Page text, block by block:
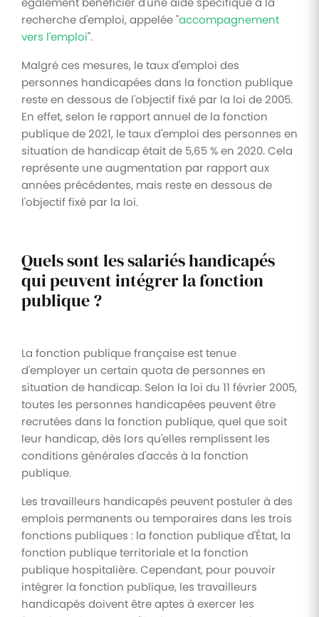
recherche d'emploi, appelée "accompagnement
vers l'emploi".
Malgré ces mesures, le taux d'emploi des
personnes handicapées dans la fonction publique
reste en dessous de l'objectif fixé par la loi de 2005.
En effet, selon le rapport annuel de la fonction
publique de 2021, le taux d'emploi des personnes en
situation de handicap était de 5,65 % en 2020. Cela
représente une augmentation par rapport aux
années précédentes, mais reste en dessous de
l'objectif fixé par la loi.
Quels sont les salariés handicapés
qui peuvent intégrer la fonction
publique ?
La fonction publique française est tenue
d'employer un certain quota de personnes en
situation de handicap. Selon la loi du 11 février 2005,
toutes les personnes handicapées peuvent être
recrutées dans la fonction publique, quel que soit
leur handicap, dès lors qu'elles remplissent les
conditions générales d'accès à la fonction
publique.
Les travailleurs handicapés peuvent postuler à des
emplois permanents ou temporaires dans les trois
fonctions publiques : la fonction publique d'État, la
fonction publique territoriale et la fonction
publique hospitalière. Cependant, pour pouvoir
intégrer la fonction publique, les travailleurs
handicapés doivent être aptes à exercer les